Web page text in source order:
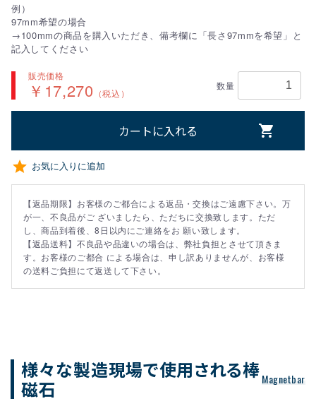
例）
97mm希望の場合
→100mmの商品を購入いただき、備考欄に「長さ97mmを希望」と
記入してください
販売価格
￥17,270 （税込）
数量
カートに入れる
お気に入りに追加
【返品期限】お客様のご都合による返品・交換はご遠慮下さい。万
が一、不良品がご ざいましたら、ただちに交換致します。ただ
し、商品到着後、8日以内にご連絡をお 願い致します。
【返品送料】不良品や品違いの場合は、弊社負担とさせて頂きま
す。お客様のご都合 による場合は、申し訳ありませんが、お客様
の送料ご負担にて返送して下さい。
様々な製造現場で使用される棒
磁石
Magnetbar